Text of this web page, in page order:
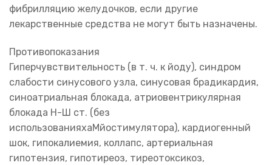
фибрилляцию желудочков, если другие
лекарственные средства не могут быть назначены.
Противопоказания
Гиперчувствительность (в т. ч. к йоду), синдром
слабости синусового узла, синусовая брадикардия,
синоатриальная блокада, атриовентрикулярная
блокада Н-Ш ст. (без
использованияхаМйостимулятора), кардиогенный
шок, гипокалиемия, коллапс, артериальная
гипотензия, гипотиреоз, тиреотоксикоз,